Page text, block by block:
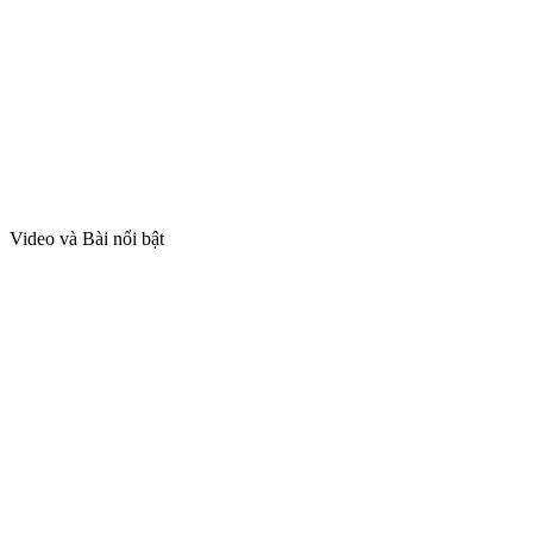
Video và Bài nổi bật